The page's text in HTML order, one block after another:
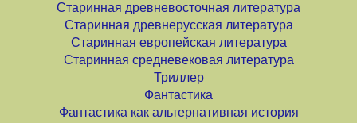
Старинная древневосточная литература
Старинная древнерусская литература
Старинная европейская литература
Старинная средневековая литература
Триллер
Фантастика
Фантастика как альтернативная история